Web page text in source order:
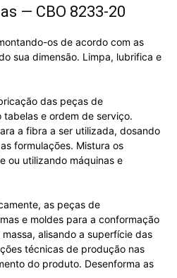
— CBO 8233-20
os de acordo com as
sua dimensão. Limpa, lubrifica e
das peças de
e ordem de serviço.
a fibra a ser utilizada, dosando
formulações. Mistura os
ou utilizando máquinas e
as peças de
e moldes para a conformação
alisando a superfície das
técnicas de produção nas
do produto. Desenforma as